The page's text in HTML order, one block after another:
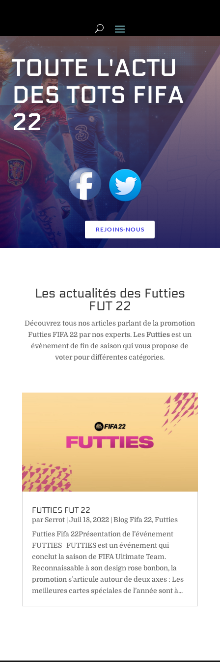
TOUTE L'ACTU
DES TOTS FIFA
22
REJOINS-NOUS
Les actualités des Futties
FUT 22
Découvrez tous nos articles parlant de la promotion
Futties FIFA 22 par nos experts.LesFuttiesest un
évènement de fin de saison qui vous propose de
voter pour différentes catégories.
FUTTIES FUT 22
parSerrot| Juil 18, 2022| Blog Fifa 22,Futties
Futties Fifa 22Présentation de l’événement
FUTTIES FUTTIES est un événement qui
conclut la saison de FIFA Ultimate Team.
Reconnaissable à son design rose bonbon, la
promotion s’articule autour de deux axes : Les
meilleures cartes spéciales de l’année sont à...